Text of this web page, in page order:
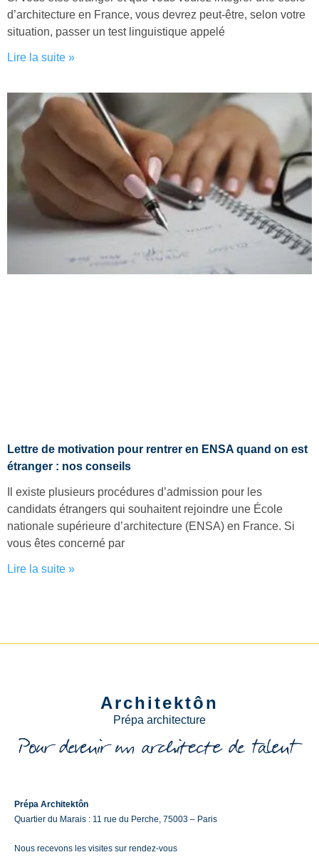
d’architecture en France, vous devrez peut-être, selon votre
situation, passer un test linguistique appelé
Lire la suite »
Lettre de motivation pour rentrer en ENSA quand on est
étranger : nos conseils
Il existe plusieurs procédures d’admission pour les
candidats étrangers qui souhaitent rejoindre une École
nationale supérieure d’architecture (ENSA) en France. Si
vous êtes concerné par
Lire la suite »
Architektôn
Prépa architecture
Prépa Architektôn
Quartier du Marais : 11 rue du Perche, 75003 – Paris
Nous recevons les visites sur rendez-vous